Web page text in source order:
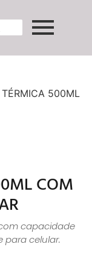
TÉRMICA 500ML
COM
capacidade
para celular.